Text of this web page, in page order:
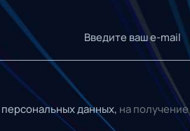
персональных данных, на получение